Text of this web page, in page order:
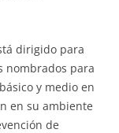
dirigido para
nombrados para
y medio en
en su ambiente
de